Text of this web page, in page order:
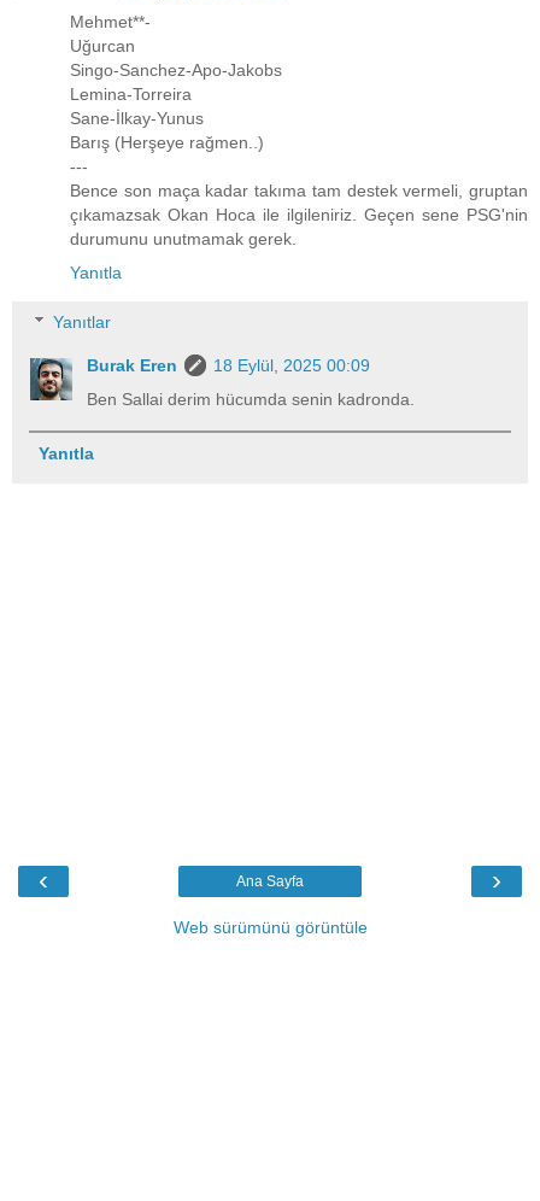
Mehmet**-
Uğurcan
Singo-Sanchez-Apo-Jakobs
Lemina-Torreira
Sane-İlkay-Yunus
Barış (Herşeye rağmen..)
---
Bence son maça kadar takıma tam destek vermeli, gruptan
çıkamazsak Okan Hoca ile ilgileniriz. Geçen sene PSG'nin
durumunu unutmamak gerek.
Yanıtla
Yanıtlar
Burak Eren
18 Eylül, 2025 00:09
Ben Sallai derim hücumda senin kadronda.
Yanıtla
‹ ›
Ana Sayfa
Web sürümünü görüntüle